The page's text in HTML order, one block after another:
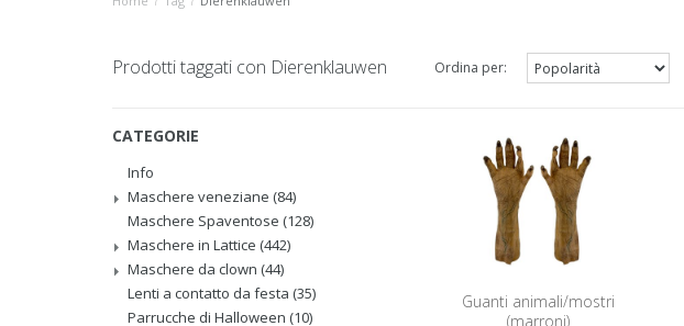
Prodotti taggati con Dierenklauwen Ordina per:
CATEGORIE
Info
Maschere veneziane (84)
Maschere Spaventose (128)
Maschere in Lattice (442)
Maschere da clown (44)
Lenti a contatto da festa (35)
Parrucche di Halloween (10)
Guanti animali/mostri
(marroni)